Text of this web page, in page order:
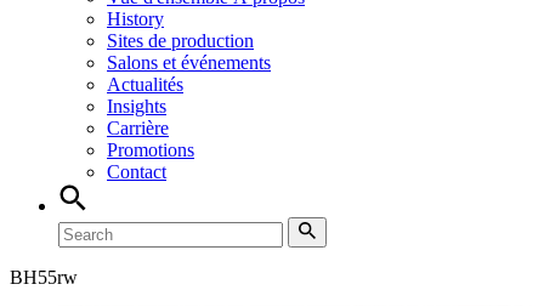
History
Sites de production
Salons et événements
Actualités
Insights
Carrière
Promotions
Contact
BH55rw